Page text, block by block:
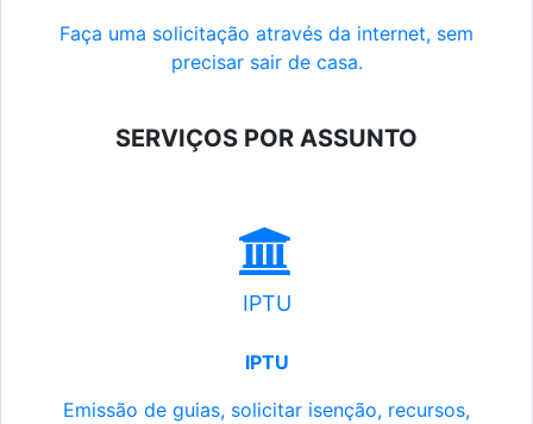
Faça uma solicitação através da internet, sem
precisar sair de casa.
SERVIÇOS POR ASSUNTO
IPTU
IPTU
Emissão de guias, solicitar isenção, recursos,